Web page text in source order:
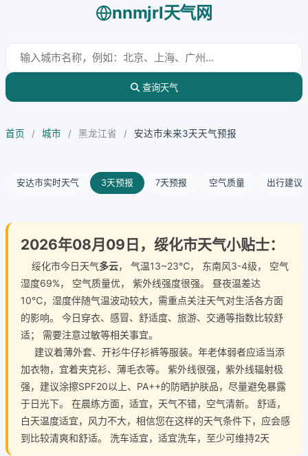
nnmjrl天气网
查询天气
首页 / 城市 / 黑龙江省 / 安达市未来3天天气预报
安达市实时天气 3天预报 7天预报 空气质量 出行建议
2026年08月09日，绥化市天气小贴士：
绥化市今日天气多云， 气温13~23℃， 东南风3-4级， 空气
湿度69%， 空气质量优， 紫外线强度很强。 昼夜温差达
10℃，湿度伴随气温波动较大，需重点关注天气对生活各方面
的影响。 今日穿衣、感冒、舒适度、旅游、交通等指数比较舒
适； 需要注意过敏等相关事宜。
建议着薄外套、开衫牛仔衫裤等服装。年老体弱者应适当添
加衣物，宜着夹克衫、薄毛衣等。 紫外线很强，紫外线辐射极
强，建议涂擦SPF20以上、PA++的防晒护肤品，尽量避免暴露
于日光下。 在晨练方面，适宜，天气不错，空气清新。 舒适，
白天温度适宜，风力不大，相信您在这样的天气条件下，应会感
到比较清爽和舒适。 洗车适宜，适宜洗车，至少可维持2天